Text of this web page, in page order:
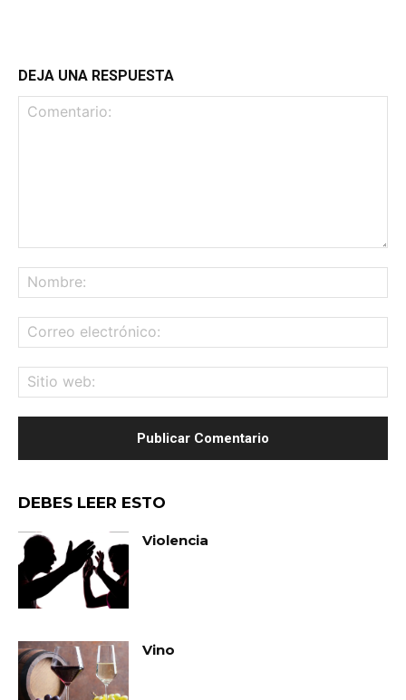
DEJA UNA RESPUESTA
DEBES LEER ESTO
Violencia
Vino